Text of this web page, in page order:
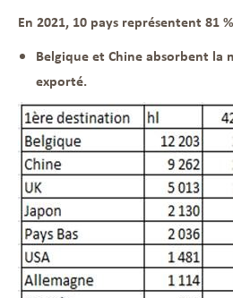
En 2021, 10 pays représentent 81
Belgique et Chine absorbent la
exporté.